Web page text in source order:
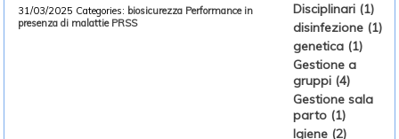
31/03/2025 Categories: biosicurezza Performance in
presenza di malattie PRSS
Disciplinari (1)
disinfezione (1)
genetica (1)
Gestione a
gruppi (4)
Gestione sala
parto (1)
Igiene (2)